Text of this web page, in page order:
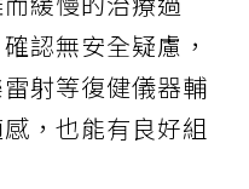
認無安全疑慮，
射等復健儀器輔
，也能有良好組